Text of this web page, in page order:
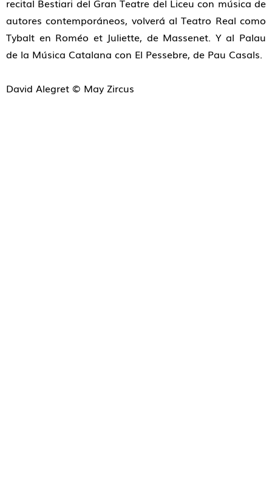
recital Bestiari del Gran Teatre del Liceu con música de
autores contemporáneos, volverá al Teatro Real como
Tybalt en Roméo et Juliette, de Massenet. Y al Palau
de la Música Catalana con El Pessebre, de Pau Casals.
David Alegret © May Zircus